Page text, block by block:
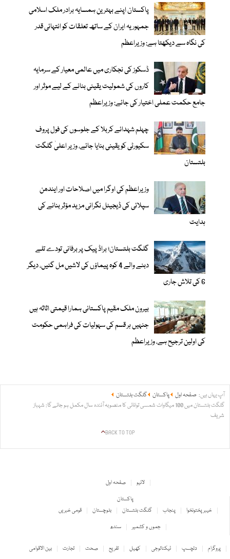
پاکستان اپنے بہترین ہمسایہ برادر ملک اسلامی
جمہوریہ ایران کے ساتھ تعلقات کو انتہائی قدر
کی نگاہ سے دیکھتا ہے: وزیراعظم
ڈسکوز کی نجکاری میں عالمی معیار کے سرمایہ
کاروں کی شمولیت یقینی بنانے کے لیے موثر اور
جامع حکمت عملی اختیار کی جائے: وزیراعظم
چہلم شہدائے کربلا کے جلوسوں کی فول پروف
سکیورٹی کو یقینی بنایا جائے، وزیر اعلیٰ گلگت
بلتستان
وزیراعظم کی اوگرا میں اصلاحات اور ایندھن
سپلائی کی ڈیجیٹل نگرانی مزید مؤثر بنانے کی
ہدایت
گلگت بلتستان؛ براڈ پیک پر برفانی تودے تلے
دبنے والے 4 کوہ پیماؤں کی لاشیں مل گئیں، دیگر
6 کی تلاش جاری
بیرون ملک مقیم پاکستانی ہمارا قیمتی اثاثہ ہیں
جنہیں ہر قسم کی سہولیات کی فراہمی حکومت
کی اولین ترجیح ہے، وزیراعظم
آپ یہاں ہیں: صفحہ اول پاکستان
گلگت بلتستان
گلگت بلتستان میں 100 میگاواٹ شمسی توانائی کا منصوبہ آئندہ سال مکمل ہو جائے گا: شہباز
شریف
BACK TO TOP
صفحہ اول
لائیو
پاکستان
قومی خبریں
بلوچستان گلگت بلتستان پنجاب
خیبر پختونخوا
سندھ
جموں و کشمیر
بین الاقوامی تجارت صحت تفریح کھیل ٹیکنالوجی دلچسپ پروگرام